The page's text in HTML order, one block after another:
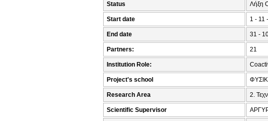
Status Λήξη
Start date 1 - 11
End date 31 -
Partners: 21
Institution Role:
Project's school
Research Area 2.
Scientific Supervisor